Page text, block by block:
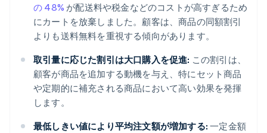
の 48% が配送料や税金などのコストが高すぎるため
にカートを放棄しました。顧客は、商品の同額割引
よりも送料無料を重視する傾向があります。
取引量に応じた割引は大口購入を促進: この割引は、
顧客が商品を追加する動機を与え、特にセット商品
や定期的に補充される商品において高い効果を発揮
します。
最低しきい値により平均注文額が増加する: 一定金額